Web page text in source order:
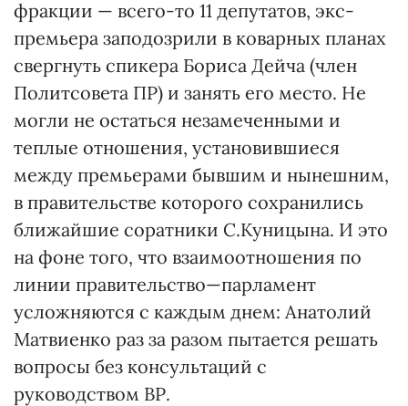
фракции — всего-то 11 депутатов, экс-
премьера заподозрили в коварных планах
свергнуть спикера Бориса Дейча (член
Политсовета ПР) и занять его место. Не
могли не остаться незамеченными и
теплые отношения, установившиеся
между премьерами бывшим и нынешним,
в правительстве которого сохранились
ближайшие соратники С.Куницына. И это
на фоне того, что взаимоотношения по
линии правительство—парламент
усложняются с каждым днем: Анатолий
Матвиенко раз за разом пытается решать
вопросы без консультаций с
руководством ВР.